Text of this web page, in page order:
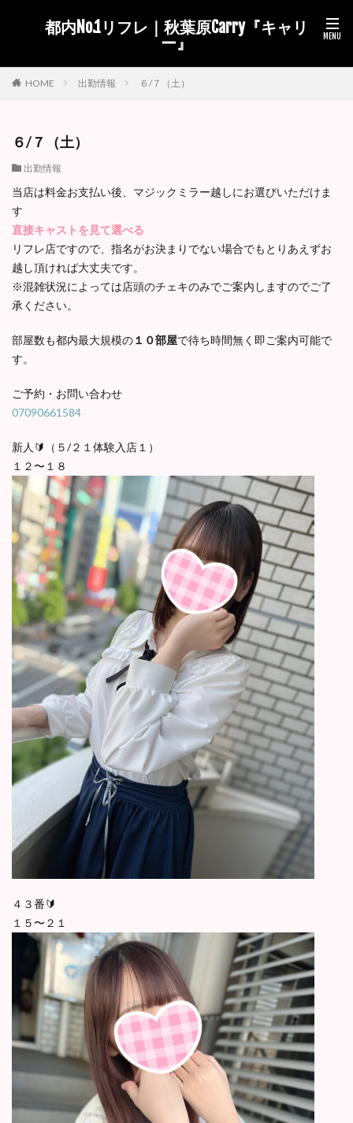
都内No.1リフレ｜秋葉原Carry『キャリ
ー』
HOME 出勤情報 ６/７（土）
６/７（土）
出勤情報
当店は料金お支払い後、マジックミラー越しにお選びいただけま
す
直接キャストを見て選べる
リフレ店ですので、指名がお決まりでない場合でもとりあえずお
越し頂ければ大丈夫です。
※混雑状況によっては店頭のチェキのみでご案内しますのでご了
承ください。
部屋数も都内最大規模の１０部屋で待ち時間無く即ご案内可能で
す。
ご予約・お問い合わせ
07090661584
新人🔰（５/２１体験入店１）
１２〜１８
４３番🔰
１５〜２１